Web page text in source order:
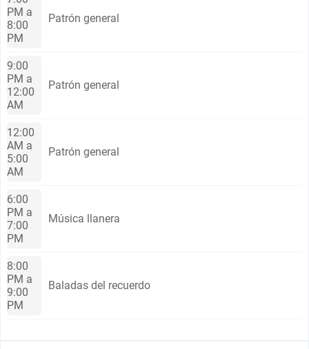
PM a
8:00
PM
Patrón general
9:00
PM a
12:00
AM
Patrón general
12:00
AM a
5:00
AM
Patrón general
6:00
PM a
7:00
PM
Música llanera
8:00
PM a
9:00
PM
Baladas del recuerdo